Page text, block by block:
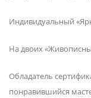
Индивидуальный
На двоих
Обладатель
понравившийся